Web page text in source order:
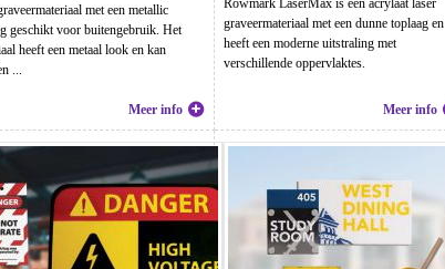
met een metallic
geschikt voor buitengebruik. Het
heeft een metaal look en kan
...
Meer info
Rowmark LaserMax is een acrylaat laser
graveermateriaal met een dunne toplaag en
heeft een moderne uitstraling met
verschillende oppervlaktes.
Meer info